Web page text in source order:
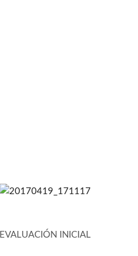
EVALUACIÓN INICIAL